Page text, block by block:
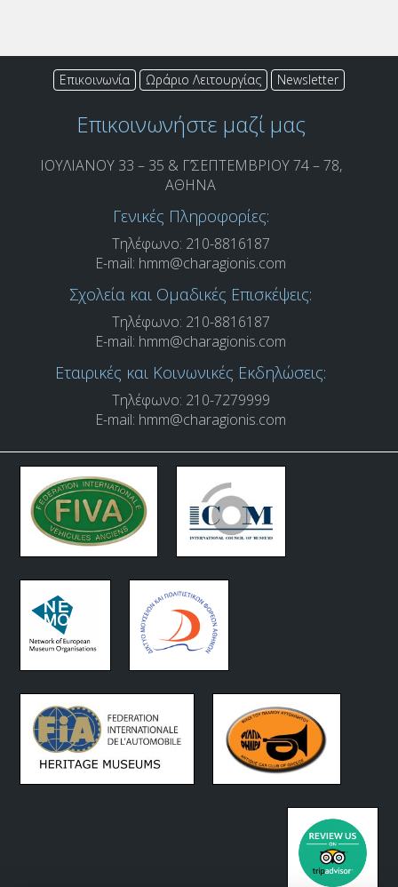
Επικοινωνία Ωράριο Λειτουργίας Newsletter
Επικοινωνήστε μαζί μας
ΙΟΥΛΙΑΝΟΥ 33 – 35 & Γ’ΣΕΠΤΕΜΒΡΙΟΥ 74 – 78,
ΑΘΗΝΑ
Γενικές Πληροφορίες:
Τηλέφωνο: 210-8816187
E-mail: hmm@charagionis.com
Σχολεία και Ομαδικές Επισκέψεις:
Τηλέφωνο: 210-8816187
E-mail: hmm@charagionis.com
Εταιρικές και Κοινωνικές Εκδηλώσεις:
Τηλέφωνο: 210-7279999
E-mail: hmm@charagionis.com